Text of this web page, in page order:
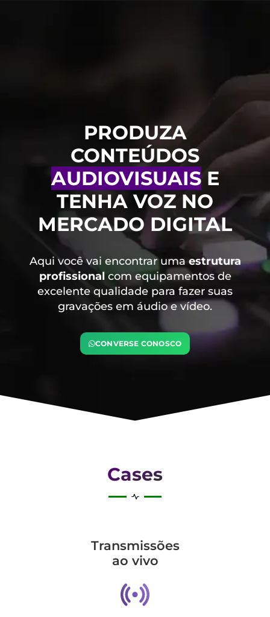
PRODUZA
CONTEÚDOS
AUDIOVISUAISE
TENHA VOZ NO
MERCADO DIGITAL
Aqui você vai encontrar uma estrutura
profissional com equipamentos de
excelente qualidade para fazer suas
gravações em áudio e vídeo.
CONVERSE CONOSCO
Cases
Transmis­sões
ao vivo